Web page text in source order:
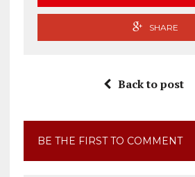
SHARE
Back to post
BE THE FIRST TO COMMENT